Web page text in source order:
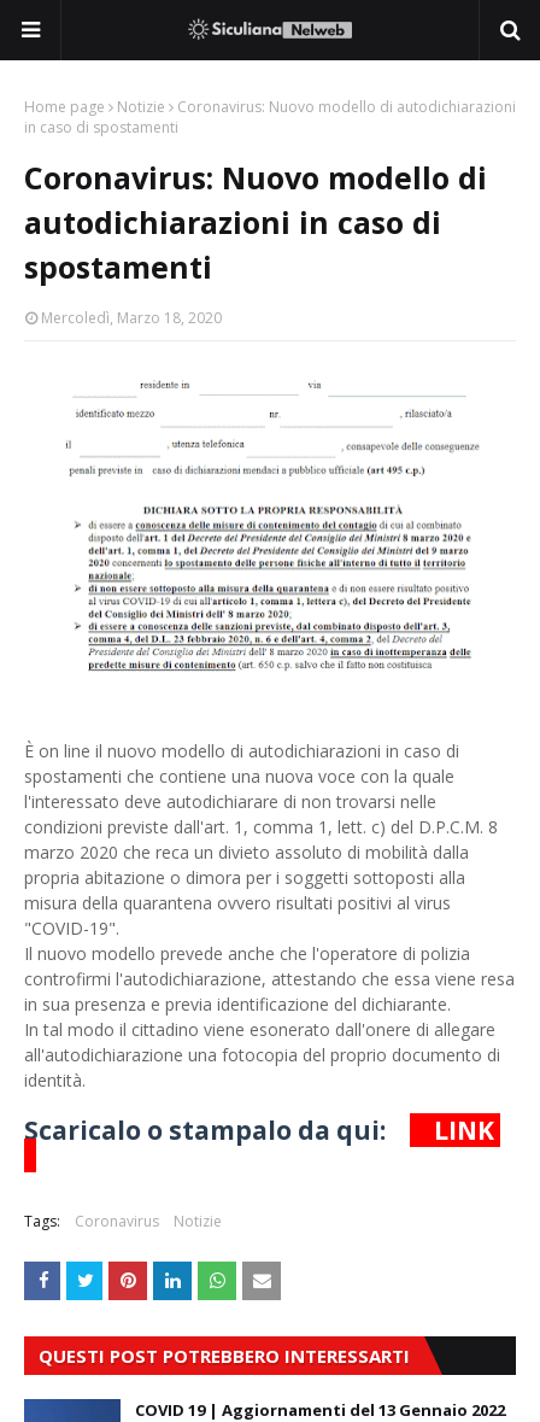
Home page Notizie
Coronavirus: Nuovo modello di autodichiarazioni
in caso di spostamenti
Coronavirus: Nuovo modello di
autodichiarazioni in caso di
spostamenti
Mercoledì, Marzo 18, 2020
È on line il nuovo modello di autodichiarazioni in caso di
spostamenti che contiene una nuova voce con la quale
l'interessato deve autodichiarare di non trovarsi nelle
condizioni previste dall'art. 1, comma 1, lett. c) del D.P.C.M. 8
marzo 2020 che reca un divieto assoluto di mobilità dalla
propria abitazione o dimora per i soggetti sottoposti alla
misura della quarantena ovvero risultati positivi al virus
"COVID-19".
Il nuovo modello prevede anche che l'operatore di polizia
controfirmi l'autodichiarazione, attestando che essa viene resa
in sua presenza e previa identificazione del dichiarante.
In tal modo il cittadino viene esonerato dall'onere di allegare
all'autodichiarazione una fotocopia del proprio documento di
identità.
Scaricalo o stampalo da qui: LINK
Tags: Coronavirus Notizie
QUESTI POST POTREBBERO INTERESSARTI
COVID 19 | Aggiornamenti del 13 Gennaio 2022